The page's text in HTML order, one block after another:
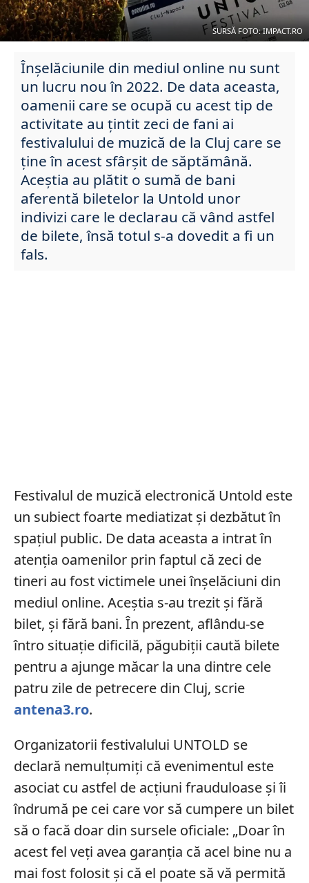
SURSĂ FOTO: IMPACT.RO
Înșelăciunile din mediul online nu sunt
un lucru nou în 2022. De data aceasta,
oamenii care se ocupă cu acest tip de
activitate au țintit zeci de fani ai
festivalului de muzică de la Cluj care se
ține în acest sfârșit de săptămână.
Aceştia au plătit o sumă de bani
aferentă biletelor la Untold unor
indivizi care le declarau că vând astfel
de bilete, însă totul s-a dovedit a fi un
fals.
Festivalul de muzică electronică Untold este
un subiect foarte mediatizat și dezbătut în
spațiul public. De data aceasta a intrat în
atenția oamenilor prin faptul că zeci de
tineri au fost victimele unei înșelăciuni din
mediul online. Aceștia s-au trezit și fără
bilet, și fără bani. În prezent, aflându-se
întro situație dificilă, păgubiții caută bilete
pentru a ajunge măcar la una dintre cele
patru zile de petrecere din Cluj, scrie
antena3.ro.
Organizatorii festivalului UNTOLD se
declară nemulțumiți că evenimentul este
asociat cu astfel de acțiuni frauduloase și îi
îndrumă pe cei care vor să cumpere un bilet
să o facă doar din sursele oficiale: „Doar în
acest fel veți avea garanția că acel bine nu a
mai fost folosit și că el poate să vă permită